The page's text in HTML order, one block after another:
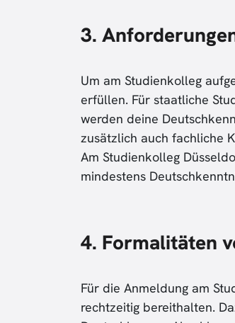
3.
Um am Studienkolleg
erfüllen. Für staatliche
werden deine
zusätzlich auch fachliche
Am Studienkolleg
mindestens
4. Formalitäten
Für die Anmeldung am
rechtzeitig bereithalten.